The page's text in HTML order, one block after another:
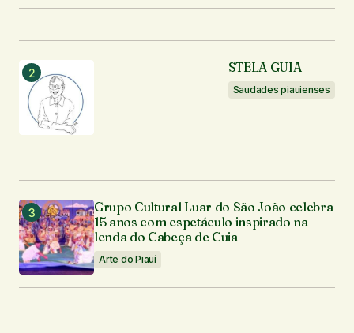
STELA GUIA
Saudades piauienses
Grupo Cultural Luar do São João celebra
15 anos com espetáculo inspirado na
lenda do Cabeça de Cuia
Arte do Piauí